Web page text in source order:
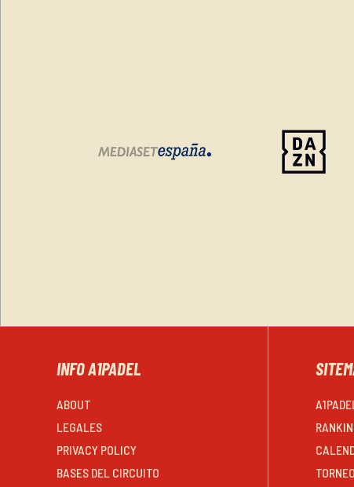
INFO A1PADEL
ABOUT
LEGALES
PRIVACY POLICY
BASES DEL CIRCUITO
A1PADEL